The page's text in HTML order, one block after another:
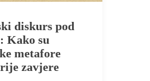
diskurs pod
Kako su
metafore
zavjere